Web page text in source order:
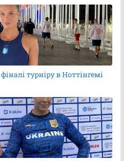
турніру в Ноттінгемі